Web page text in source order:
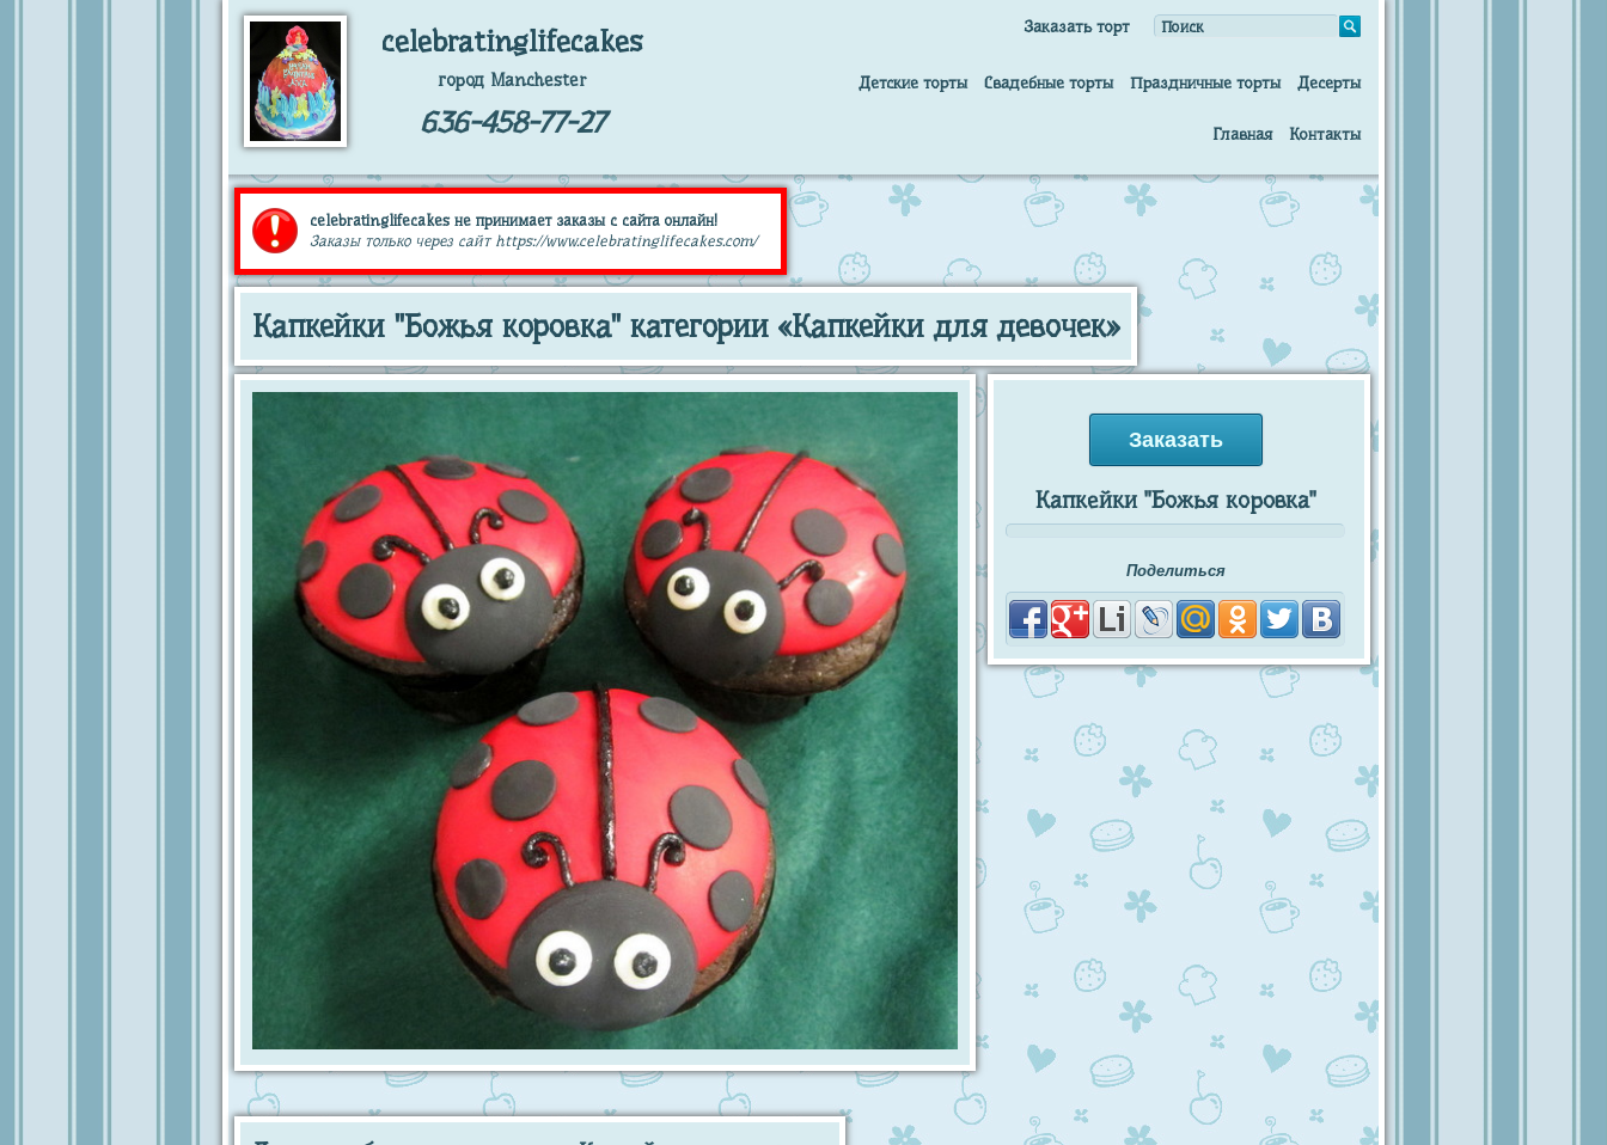
celebratinglifecakes
город Manchester
636-458-77-27
Заказать торт
Детские торты Свадебные торты Праздничные торты Десерты
Главная Контакты
celebratinglifecakes не принимает заказы с сайта онлайн!
Заказы только через сайт https://www.celebratinglifecakes.com/
Капкейки "Божья коровка" категории «Капкейки для девочек»
Заказать
Капкейки "Божья коровка"
Поделиться